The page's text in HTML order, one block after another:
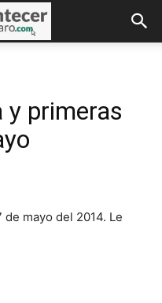
y primeras
de mayo del 2014. Le